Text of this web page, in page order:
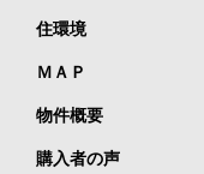
住環境
ＭＡＰ
物件概要
購入者の声